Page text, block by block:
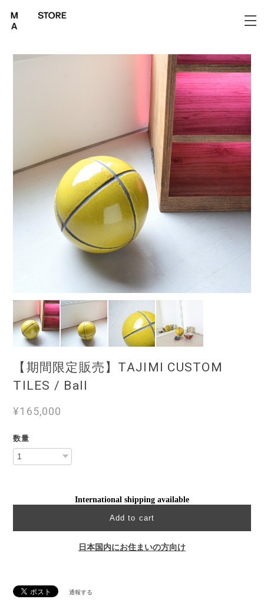
【期間限定販売】TAJIMI CUSTOM
TILES / Ball
¥165,000
数量
International shipping available
Add to cart
日本国内にお住まいの方向け
通報する